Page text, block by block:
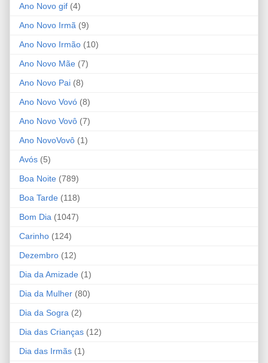
Ano Novo gif (4)
Ano Novo Irmã (9)
Ano Novo Irmão (10)
Ano Novo Mãe (7)
Ano Novo Pai (8)
Ano Novo Vovó (8)
Ano Novo Vovô (7)
Ano NovoVovô (1)
Avós (5)
Boa Noite (789)
Boa Tarde (118)
Bom Dia (1047)
Carinho (124)
Dezembro (12)
Dia da Amizade (1)
Dia da Mulher (80)
Dia da Sogra (2)
Dia das Crianças (12)
Dia das Irmãs (1)